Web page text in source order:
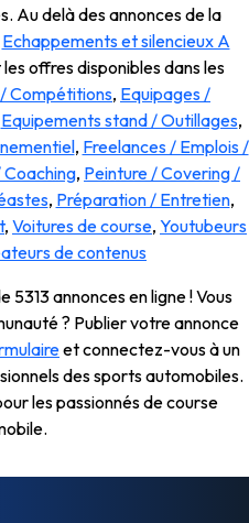
Au delà des annonces de la
Echappements et silencieux A
offres disponibles dans les
Compétitions, Equipages /
Equipements stand / Outillages,
, Freelances / Emplois /
, Peinture / Covering /
, Préparation / Entretien,
, Voitures de course, Youtubeurs
de contenus
annonces en ligne ! Vous
? Publier votre annonce
et connectez-vous à un
des sports automobiles.
les passionnés de course